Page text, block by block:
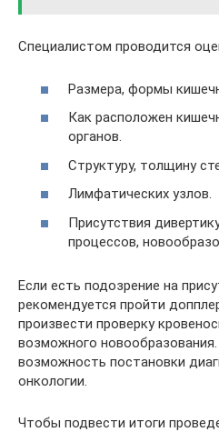
Специалистом проводится
Размера, формы
Как расположен
органов.
Структуру, толщину
Лимфатических узлов.
Присутствия
процессов,
Если есть подозрение на
рекомендуется пройти
произвести проверку
возможного
возможность постановки
онкологии.
Чтобы подвести итоги